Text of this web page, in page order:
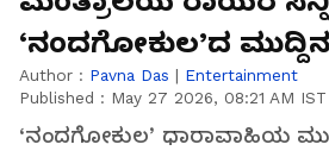
‘ನಂದಗೋಕುಲ’ದ
Author : Pavna Das | Entertainment
Published : May 27 2026, 08:21 AM IST
‘ನಂದಗೋಕುಲ’ ಧಾರಾವಾಹಿಯ